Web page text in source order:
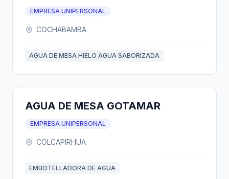
EMPRESA UNIPERSONAL
COCHABAMBA
AGUA DE MESA HIELO AGUA SABORIZADA
AGUA DE MESA GOTAMAR
EMPRESA UNIPERSONAL
COLCAPIRHUA
EMBOTELLADORA DE AGUA